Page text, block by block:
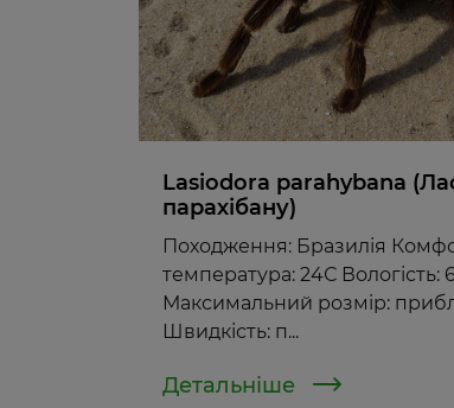
Lasiodora parahybana
парахібану)
Походження: Бразилія
температура: 24С Вологість:
Максимальний розмір:
Швидкість: п...
Детальніше